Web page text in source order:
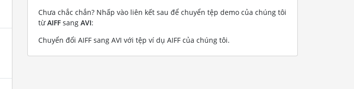
Chưa chắc chắn? Nhấp vào liên kết sau để chuyển tệp demo của chúng tôi
từAIFF sang AVI:
Chuyển đổi AIFF sang AVI với tệp ví dụ AIFF của chúng tôi.